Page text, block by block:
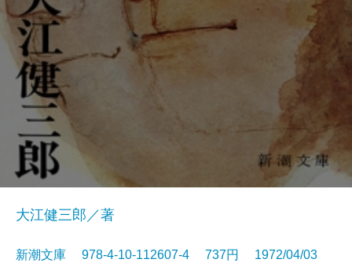
大江健三郎／著
新潮文庫 978-4-10-112607-4 737円 1972/04/03